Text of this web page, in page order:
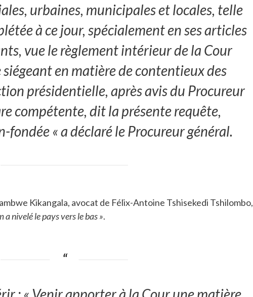
urbaines, municipales et locales, telle
à ce jour, spécialement en ses articles
vue le règlement intérieur de la Cour
en matière de contentieux des
présidentielle, après avis du Procureur
compétente, dit la présente requête,
fondée « a déclaré le Procureur général.
Kikangala, avocat de Félix-Antoine Tshisekedi Tshilombo,
a nivelé le pays vers le bas ».